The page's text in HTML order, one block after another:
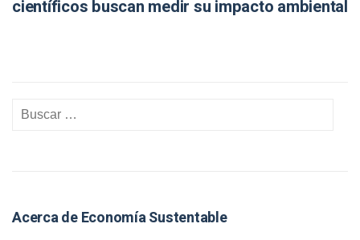
científicos buscan medir su impacto ambiental
Acerca de Economía Sustentable